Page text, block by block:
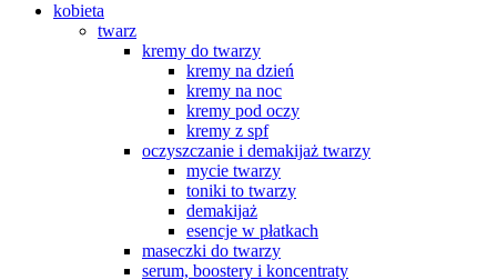
kobieta
twarz
kremy do twarzy
kremy na dzień
kremy na noc
kremy pod oczy
kremy z spf
oczyszczanie i demakijaż twarzy
mycie twarzy
toniki to twarzy
demakijaż
esencje w płatkach
maseczki do twarzy
serum, boostery i koncentraty